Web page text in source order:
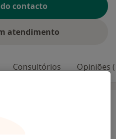
contacto
atendimento
Consultórios Opiniões
detalhes